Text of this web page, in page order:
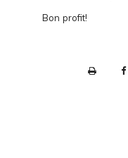
Bon profit!